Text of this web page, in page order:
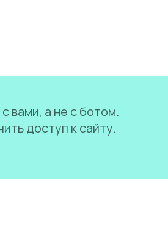
вами, а не с ботом.
доступ к сайту.